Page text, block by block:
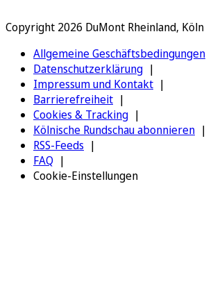
Copyright 2026 DuMont Rheinland, Köln
Allgemeine Geschäftsbedingungen
Datenschutzerklärung
Impressum und Kontakt
Barrierefreiheit
Cookies & Tracking
Kölnische Rundschau abonnieren
RSS-Feeds
FAQ
Cookie-Einstellungen